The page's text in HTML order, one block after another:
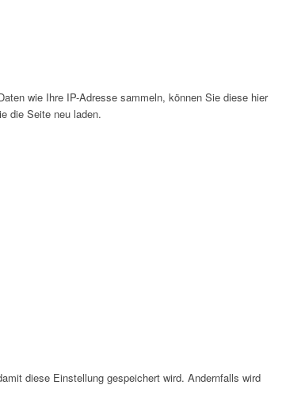
wie Ihre IP-Adresse sammeln, können Sie diese hier
die Seite neu laden.
diese Einstellung gespeichert wird. Andernfalls wird